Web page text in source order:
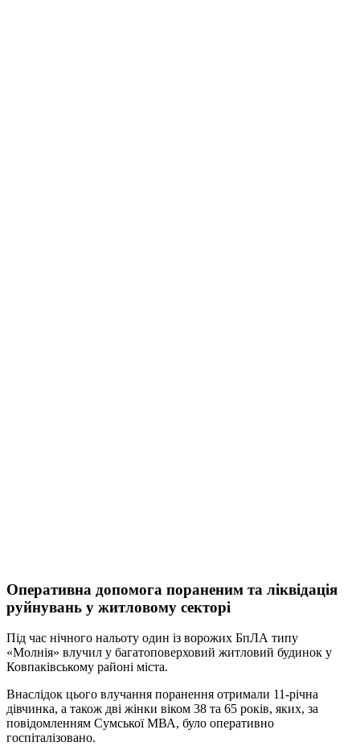
Оперативна допомога пораненим та ліквідація
руйнувань у житловому секторі
Під час нічного нальоту один із ворожих БпЛА типу
«Молнія» влучил у багатоповерховий житловий будинок у
Ковпаківському районі міста.
Внаслідок цього влучання поранення отримали 11-річна
дівчинка, а також дві жінки віком 38 та 65 років, яких, за
повідомленням Сумської МВА, було оперативно
госпіталізовано.